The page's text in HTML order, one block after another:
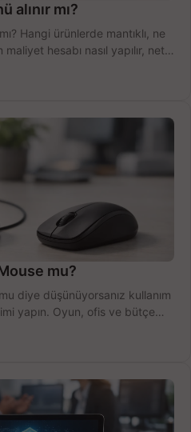
mı?
Hangi ürünlerde mantıklı, ne
hesabı nasıl yapılır, net
mu?
diye düşünüyorsanız kullanım
yapın. Oyun, ofis ve bütçe